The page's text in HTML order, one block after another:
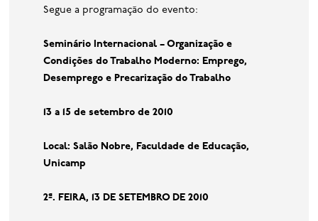
Segue a programação do evento:
Seminário Internacional – Organização e
Condições do Trabalho Moderno: Emprego,
Desemprego e Precarização do Trabalho
13 a 15 de setembro de 2010
Local: Salão Nobre, Faculdade de Educação,
Unicamp
2ª. FEIRA, 13 DE SETEMBRO DE2010